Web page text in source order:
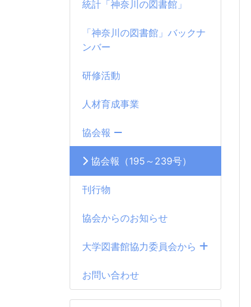
統計「神奈川の図書館」
「神奈川の図書館」バックナ
ンバー
研修活動
人材育成事業
協会報
協会報（195～239号）
刊行物
協会からのお知らせ
大学図書館協力委員会から
お問い合わせ